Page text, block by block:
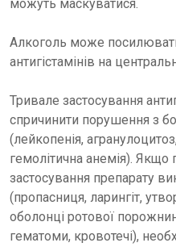
можуть маскуватися.
Алкоголь може
антигістамінів на
Тривале застосування
спричинити порушення з
(лейкопенія,
гемолітична анемія).
застосування препарату
(пропасниця, ларингіт,
оболонці ротової
гематоми, кровотечі),